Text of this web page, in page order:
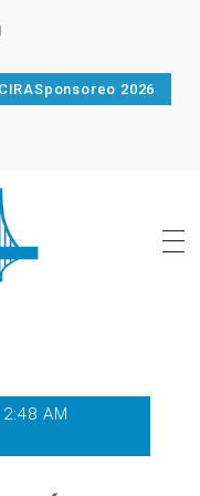
CIRASponsoreo 2026
AM